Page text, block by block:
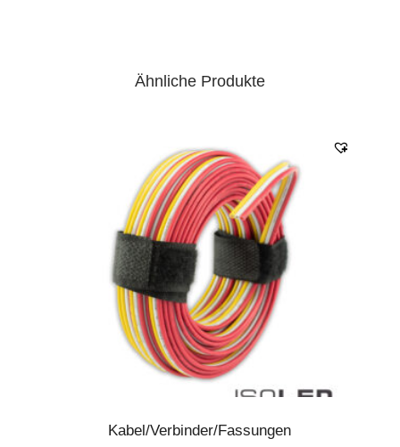
Ähnliche Produkte
Kabel/Verbinder/Fassungen